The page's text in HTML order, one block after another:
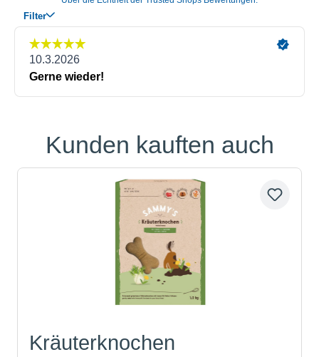
Produktgalerie überspringen
Kunden kauften auch
Kräuterknochen